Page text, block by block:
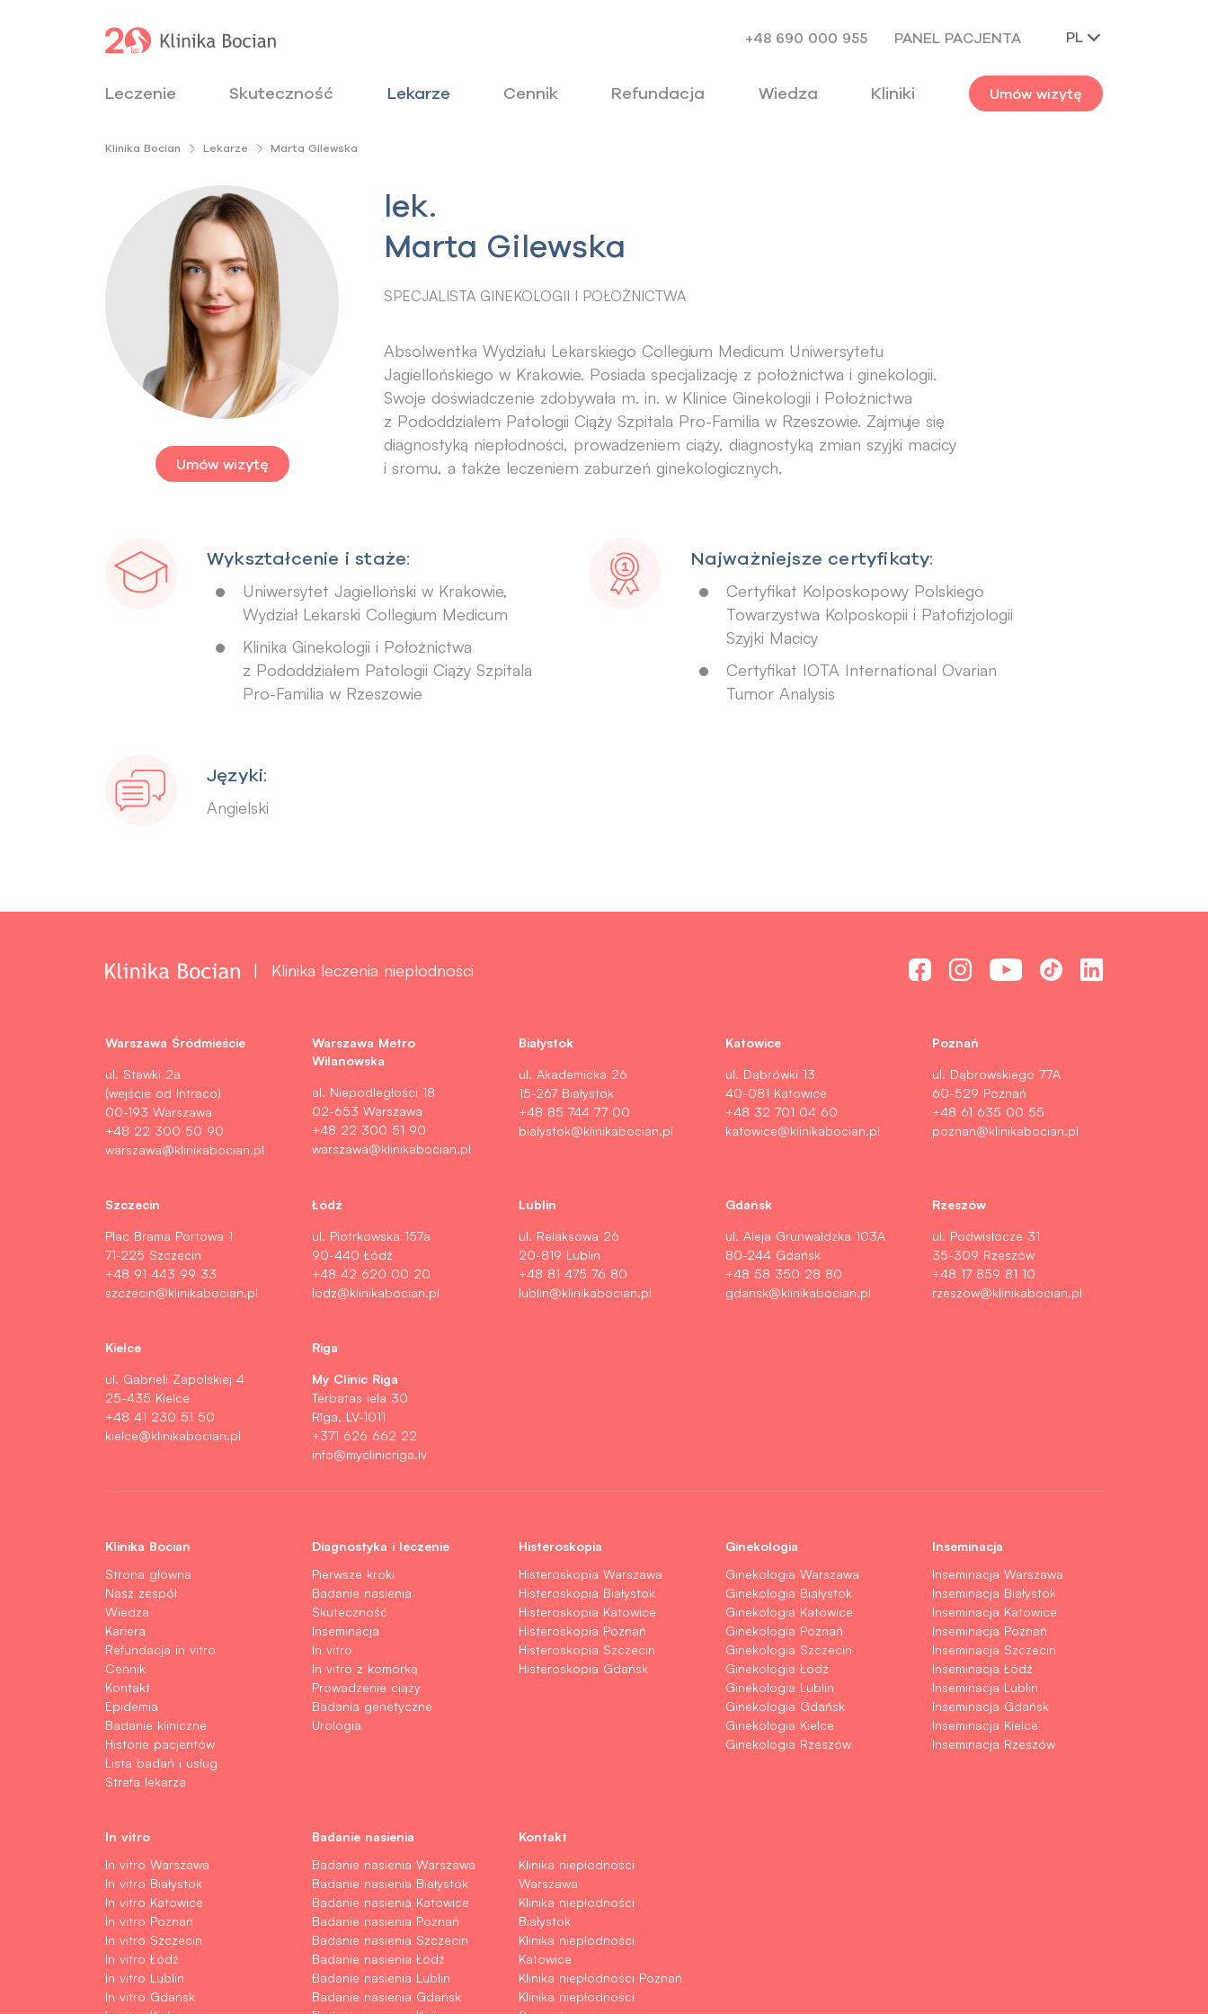
+48 690 000 955 PANEL PACJENTA PL
Leczenie Skuteczność Lekarze Cennik Refundacja Wiedza Kliniki Umów wizytę
Klinika Bocian Lekarze Marta Gilewska
Umów wizytę
lek.
Marta Gilewska
SPECJALISTA GINEKOLOGII I POŁOŻNICTWA
Absolwentka Wydziału Lekarskiego Collegium Medicum Uniwersytetu
Jagiellońskiego w Krakowie. Posiada specjalizację z położnictwa i ginekologii.
Swoje doświadczenie zdobywała m. in. w Klinice Ginekologii i Położnictwa
z Pododdziałem Patologii Ciąży Szpitala Pro-Familia w Rzeszowie. Zajmuje się
diagnostyką niepłodności, prowadzeniem ciąży, diagnostyką zmian szyjki macicy
i sromu, a także leczeniem zaburzeń ginekologicznych.
Wykształcenie i staże:
Uniwersytet Jagielloński w Krakowie,
Wydział Lekarski Collegium Medicum
Klinika Ginekologii i Położnictwa
z Pododdziałem Patologii Ciąży Szpitala
Pro-Familia w Rzeszowie
Języki:
Angielski
Najważniejsze certyfikaty:
Certyfikat Kolposkopowy Polskiego
Towarzystwa Kolposkopii i Patofizjologii
Szyjki Macicy
Certyfikat IOTA International Ovarian
Tumor Analysis
Klinika leczenia niepłodności
Warszawa Śródmieście
ul. Stawki 2a
(wejście od Intraco)
00-193 Warszawa
+48 22 300 50 90
warszawa@klinikabocian.pl
Warszawa Metro
Wilanowska
al. Niepodległości 18
02-653 Warszawa
+48 22 300 51 90
warszawa@klinikabocian.pl
Białystok
ul. Akademicka 26
15-267 Białystok
+48 85 744 77 00
bialystok@klinikabocian.pl
Katowice
ul. Dąbrówki 13
40-081 Katowice
+48 32 701 04 60
katowice@klinikabocian.pl
Poznań
ul. Dąbrowskiego 77A
60-529 Poznań
+48 61 635 00 55
poznan@klinikabocian.pl
Szczecin
Plac Brama Portowa 1
71-225 Szczecin
+48 91 443 99 33
szczecin@klinikabocian.pl
Łódź
ul. Piotrkowska 157a
90-440 Łódź
+48 42 620 00 20
lodz@klinikabocian.pl
Lublin
ul. Relaksowa 26
20-819 Lublin
+48 81 475 76 80
lublin@klinikabocian.pl
Gdańsk
ul. Aleja Grunwaldzka 103A
80-244 Gdańsk
+48 58 350 28 80
gdansk@klinikabocian.pl
Rzeszów
ul. Podwisłocze 31
35-309 Rzeszów
+48 17 859 81 10
rzeszow@klinikabocian.pl
Kielce
ul. Gabrieli Zapolskiej 4
25-435 Kielce
+48 41 230 51 50
kielce@klinikabocian.pl
Riga
My Clinic Riga
Tērbatas iela 30
Rīga, LV-1011
+371 626 662 22
info@myclinicriga.lv
Klinika Bocian
Strona główna
Nasz zespół
Wiedza
Kariera
Refundacja in vitro
Cennik
Kontakt
Epidemia
Badanie kliniczne
Historie pacjentów
Lista badań i usług
Strefa lekarza
Diagnostyka i leczenie
Pierwsze kroki
Badanie nasienia
Skuteczność
Inseminacja
In vitro
In vitro z komórką
Prowadzenie ciąży
Badania genetyczne
Urologia
Histeroskopia
Histeroskopia Warszawa
Histeroskopia Białystok
Histeroskopia Katowice
Histeroskopia Poznań
Histeroskopia Szczecin
Histeroskopia Gdańsk
Ginekologia
Ginekologia Warszawa
Ginekologia Białystok
Ginekologia Katowice
Ginekologia Poznań
Ginekologia Szczecin
Ginekologia Łódź
Ginekologia Lublin
Ginekologia Gdańsk
Ginekologia Kielce
Ginekologia Rzeszów
Inseminacja
Inseminacja Warszawa
Inseminacja Białystok
Inseminacja Katowice
Inseminacja Poznań
Inseminacja Szczecin
Inseminacja Łódź
Inseminacja Lublin
Inseminacja Gdańsk
Inseminacja Kielce
Inseminacja Rzeszów
In vitro
In vitro Warszawa
In vitro Białystok
In vitro Katowice
In vitro Poznań
In vitro Szczecin
In vitro Łódź
In vitro Lublin
In vitro Gdańsk
Badanie nasienia
Badanie nasienia Warszawa
Badanie nasienia Białystok
Badanie nasienia Katowice
Badanie nasienia Poznań
Badanie nasienia Szczecin
Badanie nasienia Łódź
Badanie nasienia Lublin
Badanie nasienia Gdańsk
Kontakt
Klinika niepłodności
Warszawa
Klinika niepłodności
Białystok
Klinika niepłodności
Katowice
Klinika niepłodności Poznań
Klinika niepłodności